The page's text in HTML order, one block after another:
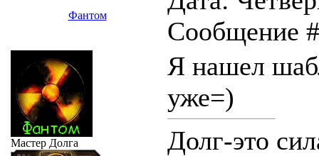
Фaнтом
Сообщение
Мастер Долга
Я нашел
уже=)
Долг-это